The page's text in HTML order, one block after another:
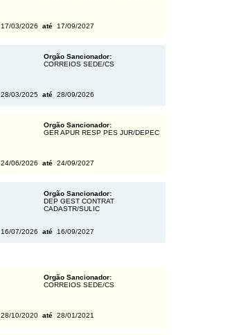
17/03/2026 até
17/09/2027
Orgão Sancionador:
CORREIOS SEDE/CS
28/03/2025 até 28/09/2026
Orgão Sancionador:
GER APUR RESP PES JUR/DEPEC
24/06/2026 até 24/09/2027
Orgão Sancionador:
DEP GEST CONTRAT
CADASTR/SULIC
16/07/2026 até
16/09/2027
Orgão Sancionador:
CORREIOS SEDE/CS
28/10/2020 até 28/01/2021